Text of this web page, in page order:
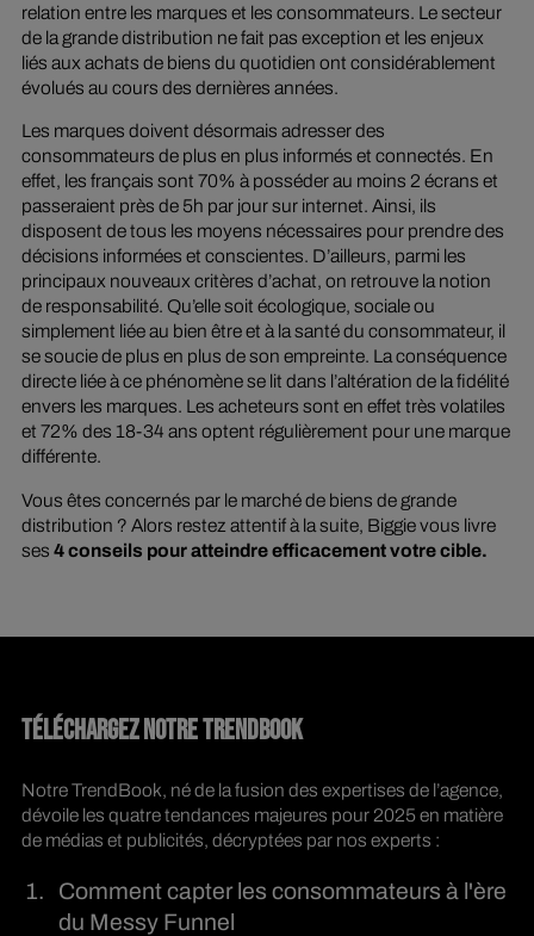
relation entre les marques et les consommateurs. Le secteur
de la grande distribution ne fait pas exception et les enjeux
liés aux achats de biens du quotidien ont considérablement
évolués au cours des dernières années.
Les marques doivent désormais adresser des
consommateurs de plus en plus informés et connectés. En
effet, les français sont 70% à posséder au moins 2 écrans et
passeraient près de 5h par jour sur internet. Ainsi, ils
disposent de tous les moyens nécessaires pour prendre des
décisions informées et conscientes. D’ailleurs, parmi les
principaux nouveaux critères d’achat, on retrouve la notion
de responsabilité. Qu’elle soit écologique, sociale ou
simplement liée au bien être et à la santé du consommateur, il
se soucie de plus en plus de son empreinte. La conséquence
directe liée à ce phénomène se lit dans l’altération de la fidélité
envers les marques. Les acheteurs sont en effet très volatiles
et 72% des 18-34 ans optent régulièrement pour une marque
différente.
Vous êtes concernés par le marché de biens de grande
distribution ? Alors restez attentif à la suite, Biggie vous livre
ses 4 conseils pour atteindre efficacement votre cible.
TÉLÉCHARGEZ NOTRE TRENDBOOK
Notre TrendBook, né de la fusion des expertises de l’agence,
dévoile les quatre tendances majeures pour 2025 en matière
de médias et publicités, décryptées par nos experts :
Comment capter les consommateurs à l'ère
du Messy Funnel